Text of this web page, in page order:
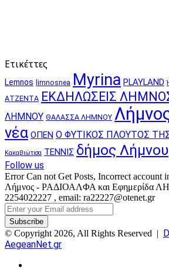
Ετικέττες
Lemnos limnosnea Myrina PLAYLAND
ΑΤΖΕΝΤΑ ΕΚΔΗΛΩΣΕΙΣ
ΛΗΜΝΟΥ ΘΑΛΑΣΣΑ ΛΗΜΝΟΥ
νέα ΟΠΕΝ Ο ΦΥΤΙΚΟΣ ΠΛΟΥΤΟΣ
Κακαβιώτισα ΤΕΝΝΙΣ δήμος Λήμνου
Follow us
Error Can not Get Posts, Incorrect account
Λήμνος - ΡΑΔΙΟΑΛΦΑ και Εφημερίδα
2254022227 , email: ra22227@otenet.gr
Enter
your
Email
address
© Copyright 2026, All Rights Reserved |
AegeanNet.gr